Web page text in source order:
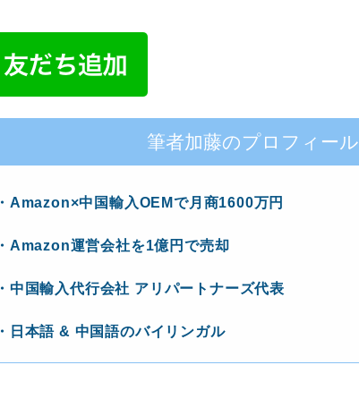
筆者加藤のプロフィール
・Amazon×中国輸入OEMで月商1600万円
・Amazon運営会社を1億円で売却
・中国輸入代行会社 アリパートナーズ代表
・日本語 & 中国語のバイリンガル